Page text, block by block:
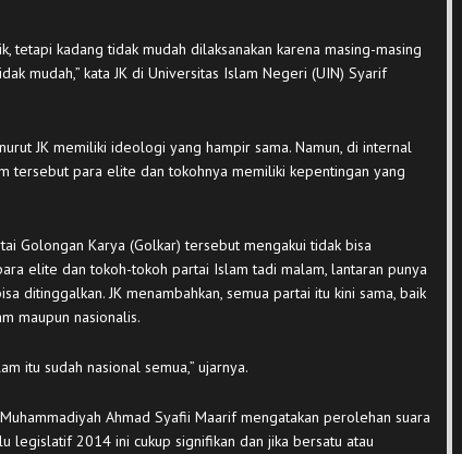
tetapi kadang tidak mudah dilaksanakan karena masing-masing
mudah,” kata JK di Universitas Islam Negeri (UIN) Syarif
JK memiliki ideologi yang hampir sama. Namun, di internal
tersebut para elite dan tokohnya memiliki kepentingan yang
Golongan Karya (Golkar) tersebut mengakui tidak bisa
elite dan tokoh-tokoh partai Islam tadi malam, lantaran punya
ditinggalkan. JK menambahkan, semua partai itu kini sama, baik
maupun nasionalis.
itu sudah nasional semua,” ujarnya.
Ahmad Syafii Maarif mengatakan perolehan suara
legislatif 2014 ini cukup signifikan dan jika bersatu atau